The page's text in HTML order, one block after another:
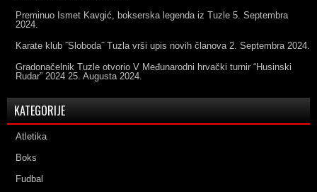
Preminuo Ismet Kavgić, bokserska legenda iz Tuzle 5. Septembra
2024.
Karate klub ˝Sloboda˝ Tuzla vrši upis novih članova 2. Septembra 2024.
Gradonačelnik Tuzle otvorio V Međunarodni hrvački turnir “Husinski
Rudar” 2024 25. Augusta 2024.
KATEGORIJE
Atletika
Boks
Fudbal